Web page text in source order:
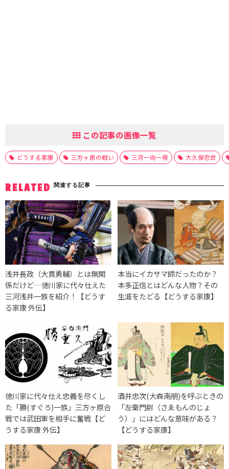
この記事の画像一覧
どうする家康 三方ヶ原の戦い 三河一向一揆 大久保忠世
RELATED 関連する記事
浅井長政（大貫勇輔）とは無関
係だけど…徳川家に代々仕えた
三河浅井一族を紹介！【どうす
る家康 外伝】
本当にイカサマ師だったのか？
本多正信とはどんな人物？その
生涯をたどる【どうする家康】
徳川家に代々仕え忠義を尽くし
た「勝(すぐろ)一族」三方ヶ原合
戦では武田軍を相手に奮戦【ど
うする家康 外伝】
酒井忠次(大森南朋)を呼ぶときの
「左衛門尉（さゑもんのじょ
う）」にはどんな意味がある？
【どうする家康】